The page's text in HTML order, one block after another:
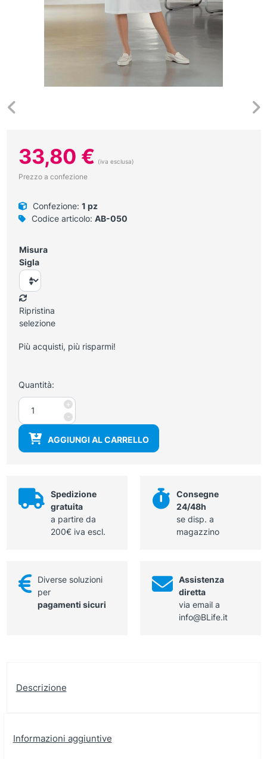
33,80 € (iva esclusa)
Prezzo a confezione
Confezione: 1 pz
Codice articolo: AB-050
Misura
Sigla
Ripristina
selezione
Più acquisti, più risparmi!
Quantità:
-
Camice
classico
monopetto
donna
quantità
+
AGGIUNGI AL CARRELLO
Spedizione
gratuita
a partire da
200€ iva escl.
Consegne
24/48h
se disp. a
magazzino
Diverse soluzioni
per
pagamenti sicuri
Assistenza
diretta
via email a
info@BLife.it
Descrizione
Informazioni aggiuntive